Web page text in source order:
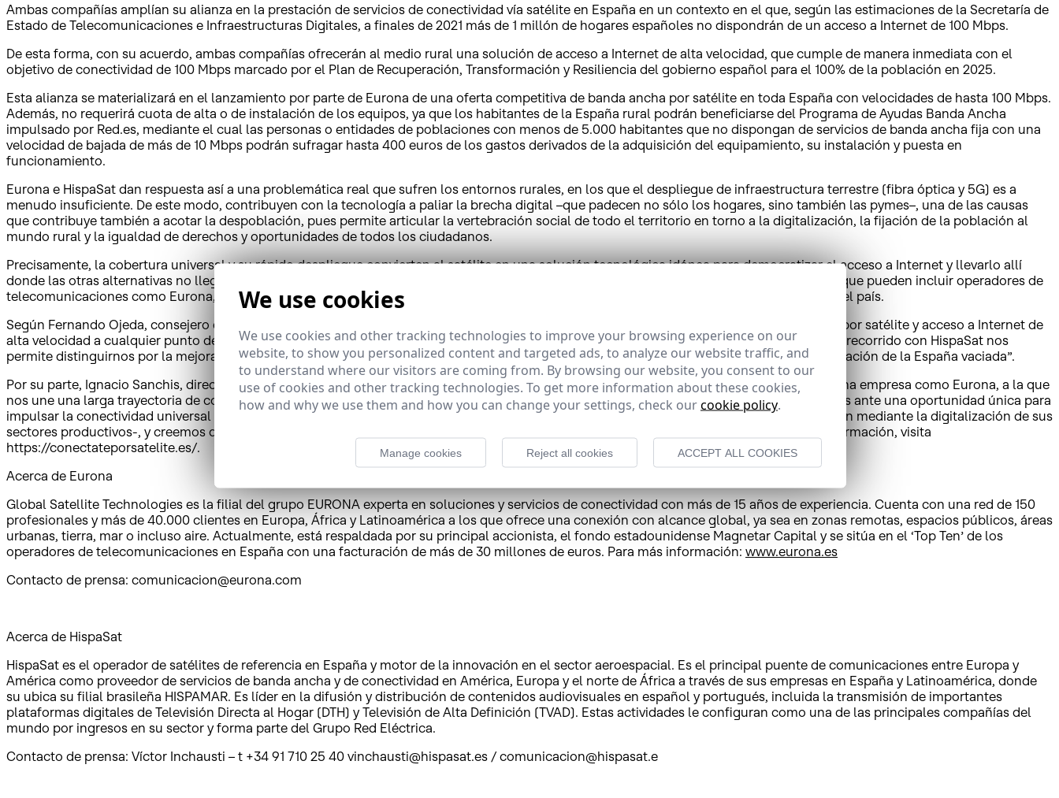
Ambas compañías amplían su alianza en la prestación de servicios de conectividad vía satélite en España en un contexto en el que, según las estimaciones de la Secretaría de
Estado de Telecomunicaciones e Infraestructuras Digitales, a finales de 2021 más de 1 millón de hogares españoles no dispondrán de un acceso a Internet de 100 Mbps.
De esta forma, con su acuerdo, ambas compañías ofrecerán al medio rural una solución de acceso a Internet de alta velocidad, que cumple de manera inmediata con el
objetivo de conectividad de 100 Mbps marcado por el Plan de Recuperación, Transformación y Resiliencia del gobierno español para el 100% de la población en 2025.
Esta alianza se materializará en el lanzamiento por parte de Eurona de una oferta competitiva de banda ancha por satélite en toda España con velocidades de hasta 100 Mbps.
Además, no requerirá cuota de alta o de instalación de los equipos, ya que los habitantes de la España rural podrán beneficiarse del Programa de Ayudas Banda Ancha
impulsado por Red.es, mediante el cual las personas o entidades de poblaciones con menos de 5.000 habitantes que no dispongan de servicios de banda ancha fija con una
velocidad de bajada de más de 10 Mbps podrán sufragar hasta 400 euros de los gastos derivados de la adquisición del equipamiento, su instalación y puesta en
funcionamiento.
Eurona e HispaSat dan respuesta así a una problemática real que sufren los entornos rurales, en los que el despliegue de infraestructura terrestre (fibra óptica y 5G) es a
menudo insuficiente. De este modo, contribuyen con la tecnología a paliar la brecha digital –que padecen no sólo los hogares, sino también las pymes–, una de las causas
que contribuye también a acotar la despoblación, pues permite articular la vertebración social de todo el territorio en torno a la digitalización, la fijación de la población al
mundo rural y la igualdad de derechos y oportunidades de todos los ciudadanos.
Precisamente, la cobertura universal y su rápido despliegue convierten al satélite en una solución tecnológica idónea para democratizar el acceso a Internet y llevarlo allí
donde las otras alternativas no llegan. Por este motivo, HispaSat lanzó el pasado mes de noviembre un servicio mayorista, neutral
y abierto que pueden incluir operadores de
telecomunicaciones como Eurona, para así poder proporcionar de forma inmediata un servicio de Internet de garantía en cualquier punto del país.
Según Fernando Ojeda, consejero delegado de Eurona “este nuevo acuerdo renueva y reafirma nuestro compromiso de llevar conectividad por satélite y acceso a Internet de
alta velocidad a cualquier punto de nuestra geografía. Tal y como venimos haciendo desde hace 15 años. Además, nuestra relación de largo recorrido con HispaSat nos
permite distinguirnos por la mejora continua en el servicio a nuestros clientes, haciendo posible un verdadero salto de calidad en la digitalización de la España vaciada”.
Por su parte, Ignacio Sanchis, director comercial de HispaSat, afirmó que “estamos muy satisfechos de haber alcanzado este acuerdo con una empresa como Eurona, a la que
nos une una larga trayectoria de colaboración en la lucha contra la brecha digital en España. Estamos convencidos de que nos encontramos ante una oportunidad única para
impulsar la conectividad universal en el territorio rural español -no sólo mediante el acceso a un Internet residencial de calidad, sino también mediante la digitalización de sus
sectores productivos-, y creemos que contar con un aliado como Eurona será fundamental para hacer realidad este objetivo”. Para más información, visita
https://conectateporsatelite.es/.
Acerca de Eurona
Global Satellite Technologies es la filial del grupo EURONA experta en soluciones y servicios de conectividad con más de 15 años de experiencia. Cuenta con una red de 150
profesionales y más de 40.000 clientes en Europa, África y Latinoamérica a los que ofrece una conexión con alcance global, ya sea en zonas remotas, espacios públicos, áreas
urbanas, tierra, mar o incluso aire. Actualmente, está respaldada por su principal accionista, el fondo estadounidense Magnetar Capital y se sitúa en el ‘Top Ten’ de los
operadores de telecomunicaciones en España con una facturación de más de 30 millones de euros. Para más información: www.eurona.es
Contacto de prensa: comunicacion@eurona.com
Acerca de HispaSat
HispaSat es el operador de satélites de referencia en España y motor de la innovación en el sector aeroespacial. Es el principal puente de comunicaciones entre Europa y
América como proveedor de servicios de banda ancha y de conectividad en América, Europa y el norte de África a través de sus empresas en España y Latinoamérica, donde
su ubica su filial brasileña HISPAMAR. Es líder en la difusión y distribución de contenidos audiovisuales en español y portugués, incluida la transmisión de importantes
plataformas digitales de Televisión Directa al Hogar (DTH) y Televisión de Alta Definición (TVAD). Estas actividades le configuran como una de las principales compañías del
mundo por ingresos en su sector y forma parte del Grupo Red Eléctrica.
Contacto de prensa: Víctor Inchausti – t +34 91 710 25 40 vinchausti@hispasat.es / comunicacion@hispasat.e
We use cookies
We use cookies and other tracking technologies to improve your browsing experience on our
website, to show you personalized content and targeted ads, to analyze our website traffic, and
to understand where our visitors are coming from. By browsing our website, you consent to our
use of cookies and other tracking technologies. To get more information about these cookies,
how and why we use them and how you can change your settings, check ourcookie policy.
Manage cookies Reject all cookies ACCEPT ALL COOKIES